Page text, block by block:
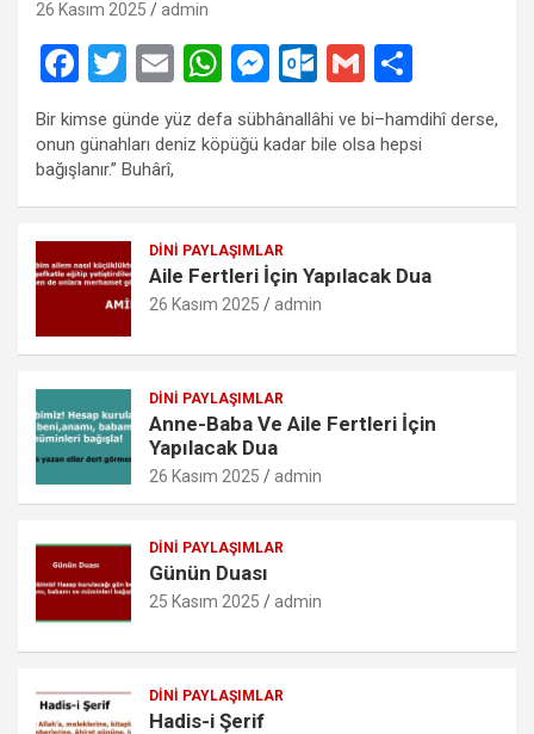
26 Kasım 2025 admin
F
ce
b
o
o
k
T
wi
tt
er
E
m
ail
W
h
at
A
p
p
M
es
se
g
er
O
ut
lo
k.
o
G
m
ail
h
ar
Bir kimse günde yüz defa sübhânallâhi ve bi–hamdihî derse,
onun günahları deniz köpüğü kadar bile olsa hepsi
bağışlanır.” Buhârî,
DINI PAYLAŞIMLAR
Aile Fertleri İçin Yapılacak Dua
26 Kasım 2025 admin
DINI PAYLAŞIMLAR
Anne-Baba Ve Aile Fertleri İçin
Yapılacak Dua
26 Kasım 2025 admin
DINI PAYLAŞIMLAR
Günün Duası
25 Kasım 2025 admin
DINI PAYLAŞIMLAR
Hadis-i Şerif